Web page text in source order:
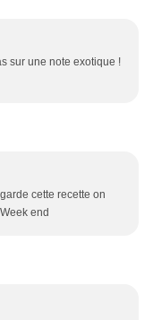
sur une note exotique !
cette recette on
end